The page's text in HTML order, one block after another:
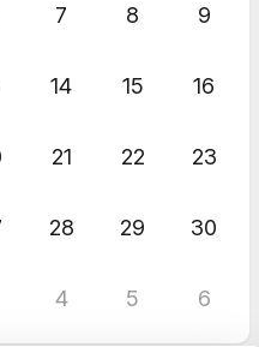
gratuito, sigue
principales para el
7 8 9
14 15 16
21 22 23
28 29 30
4 5 6